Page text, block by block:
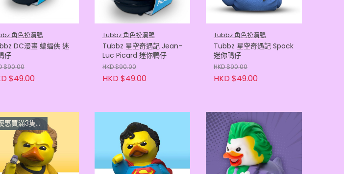
角色扮演鴨
DC漫畫 蝙蝠俠 迷
仔
$90.00
$49.00
Tubbz 角色扮演鴨
Tubbz 星空奇遇記 Jean-
Luc Picard 迷你鴨仔
HKD $90.00
HKD $49.00
Tubbz 角色扮演鴨
Tubbz 星空奇遇記 Spock
迷你鴨仔
HKD $90.00
HKD $49.00
3隻或以上每隻 $33.3